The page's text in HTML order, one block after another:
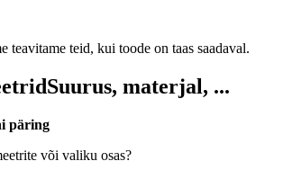
teavitame teid, kui toode on taas saadaval.
Suurus, materjal, ...
päring
või valiku osas?